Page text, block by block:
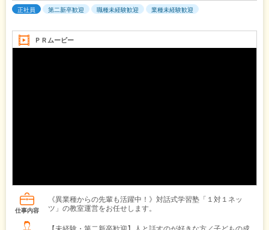
正社員 第二新卒歓迎 職種未経験歓迎 業種未経験歓迎
ＰＲムービー
仕事内容
《異業種からの先輩も活躍中！》対話式学習塾「１対１ネッ
ツ」の教室運営をお任せします。